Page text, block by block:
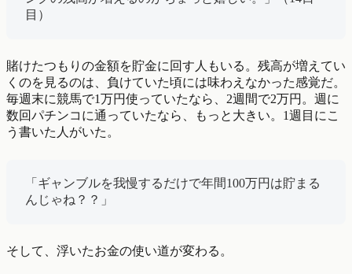
目）
賭けたつもりの金額を貯金に回す人もいる。残高が増えてい
くのを見るのは、負けていた頃には味わえなかった感覚だ。
毎週末に競馬で1万円使っていたなら、2週間で2万円。週に
数回パチンコに通っていたなら、もっと大きい。1週目にこ
う書いた人がいた。
「ギャンブルを我慢するだけで年間100万円は貯まる
んじゃね？？」
そして、浮いたお金の使い道が変わる。